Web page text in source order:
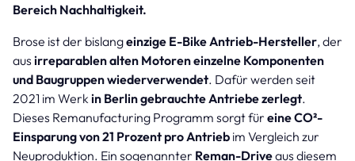
Bereich Nachhaltigkeit.
Brose ist der bislangeinzige E-Bike Antrieb-Hersteller, der
aus irreparablen alten Motoren einzelne Komponenten
und Baugruppen wiederverwendet. Dafür werden seit
2021 im Werkin Berlin gebrauchte Antriebe zerlegt.
Dieses Remanufacturing Programm sorgt für eine CO²-
Einsparung von 21 Prozent pro Antrieb im Vergleich zur
Neuproduktion. Ein sogenannter Reman-Driveaus diesem